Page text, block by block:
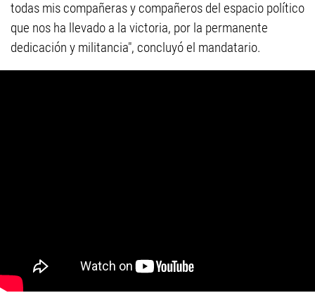
todas mis compañeras y compañeros del espacio político
que nos ha llevado a la victoria, por la permanente
dedicación y militancia", concluyó el mandatario.